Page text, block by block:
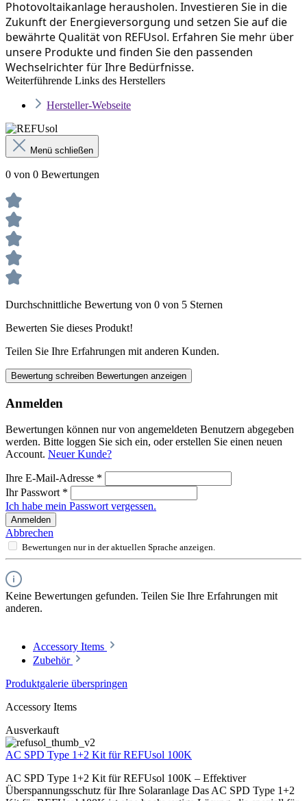
Photovoltaikanlage herausholen. Investieren Sie in die
Zukunft der Energieversorgung und setzen Sie auf die
bewährte Qualität von REFUsol. Erfahren Sie mehr über
unsere Produkte und finden Sie den passenden
Wechselrichter für Ihre Bedürfnisse.
Weiterführende Links des Herstellers
Hersteller-Webseite
Menü schließen
0 von 0 Bewertungen
Durchschnittliche Bewertung von 0 von 5 Sternen
Bewerten Sie dieses Produkt!
Teilen Sie Ihre Erfahrungen mit anderen Kunden.
Bewertung schreiben Bewertungen anzeigen
Anmelden
Bewertungen können nur von angemeldeten Benutzern abgegeben
werden. Bitte loggen Sie sich ein, oder erstellen Sie einen neuen
Account. Neuer Kunde?
Ihre E-Mail-Adresse *
Ihr Passwort *
Ich habe mein Passwort vergessen.
Anmelden
Abbrechen
Bewertungen nur in der aktuellen Sprache anzeigen.
Keine Bewertungen gefunden. Teilen Sie Ihre Erfahrungen mit
anderen.
Accessory Items
Zubehör
Produktgalerie überspringen
Accessory Items
Ausverkauft
AC SPD Type 1+2 Kit für REFUsol 100K
AC SPD Type 1+2 Kit für REFUsol 100K – Effektiver
Überspannungsschutz für Ihre Solaranlage Das AC SPD Type 1+2